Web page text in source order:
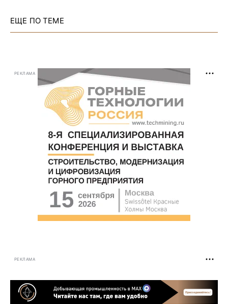
ЕЩЕ ПО ТЕМЕ
РЕКЛАМА
РЕКЛАМА